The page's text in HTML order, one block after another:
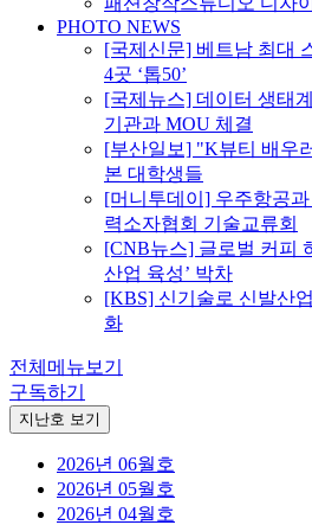
PHOTO NEWS
[국제신문] 베트남 최대
4곳 ‘톱50’
[국제뉴스] 데이터 생태
기관과 MOU 체결
[부산일보] "K뷰티 배우
본 대학생들
[머니투데이] 우주항공
력소자협회 기술교류회
[CNB뉴스] 글로벌 커피
산업 육성’ 박차
[KBS] 신기술로 신발산
화
전체메뉴보기
구독하기
지난호 보기
2026년 06월호
2026년 05월호
2026년 04월호